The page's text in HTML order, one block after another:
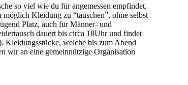
so viel wie du für angemessen empfindet,
Kleidung zu “tauschen”, ohne selbst
Platz, auch für Männer- und
dauert bis circa 18Uhr und findet
Kleidungsstücke, welche bis zum Abend
wir an eine gemeinnützige Organisation